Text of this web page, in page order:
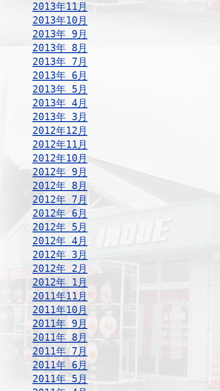
2013年11月
2013年10月
2013年 9月
2013年 8月
2013年 7月
2013年 6月
2013年 5月
2013年 4月
2013年 3月
2012年12月
2012年11月
2012年10月
2012年 9月
2012年 8月
2012年 7月
2012年 6月
2012年 5月
2012年 4月
2012年 3月
2012年 2月
2012年 1月
2011年11月
2011年10月
2011年 9月
2011年 8月
2011年 7月
2011年 6月
2011年 5月